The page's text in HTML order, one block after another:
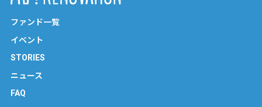
ファンド一覧
イベント
STORIES
ニュース
FAQ